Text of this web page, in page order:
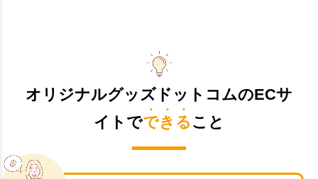
オリジナルグッズドットコムのECサ
イトでできる こと